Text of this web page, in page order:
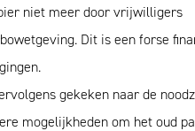
niet meer door vrijwilligers
Dit is een forse
gekeken naar de
mogelijkheden om het oud